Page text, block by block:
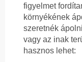
figyelmet
környékének
szeretnék
vagy az inak
hasznos lehet: